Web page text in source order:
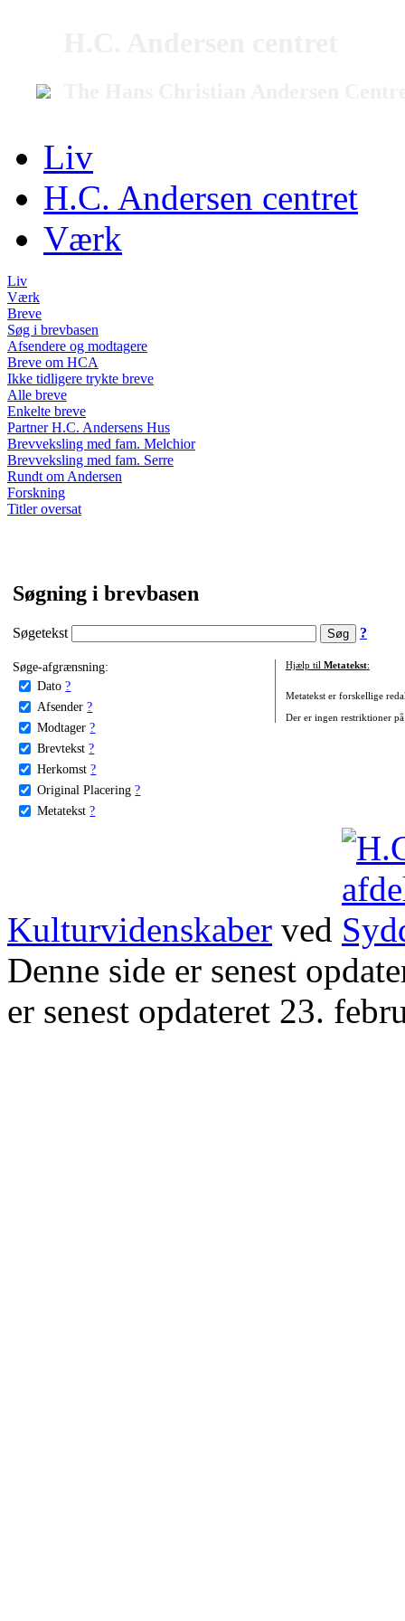
Liv
H.C. Andersen centret
Værk
Liv
Værk
Breve
Søg i brevbasen
Afsendere og modtagere
Breve om HCA
Ikke tidligere trykte breve
Alle breve
Enkelte breve
Partner H.C. Andersens Hus
Brevveksling med fam. Melchior
Brevveksling med fam. Serre
Rundt om Andersen
Forskning
Titler oversat
Søgning i brevbasen
Søgetekst ?
Søge-afgrænsning:
Dato ?
Afsender ?
Modtager ?
Brevtekst ?
Herkomst ?
Original Placering ?
Metatekst ?
Hjælp til Metatekst:
Metatekst er forskellige
Der er ingen restriktioner
Kulturvidenskaber ved
Denne side er senest
er senest opdateret 23.